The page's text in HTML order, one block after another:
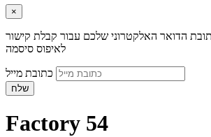
×
הדואר האלקטרוני שלכם עבור קבלת קישור
לאיפוס סיסמה
שלח
Factory 54